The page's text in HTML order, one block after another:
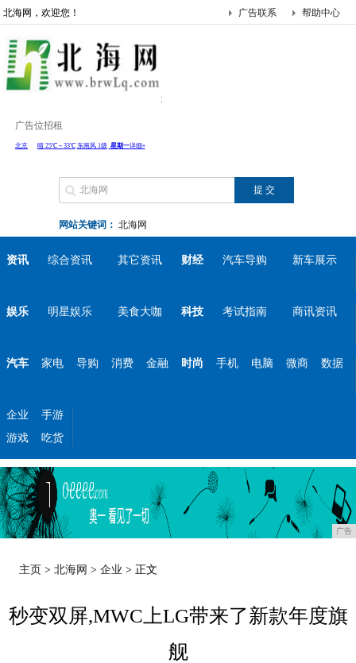
北海网，欢迎您！ 帮助中心
广告联系
广告位招租
网站关键词： 北海网
资讯 综合资讯 其它资讯 财经 汽车导购 新车展示
娱乐 明星娱乐 美食大咖 科技 考试指南 商讯资讯
汽车 家电 导购 消费 金融 时尚 手机 电脑 微商 数据
企业
手游
游戏
吃货
广告
主页 >北海网 >企业 > 正文
秒变双屏,MWC上LG带来了新款年度旗
舰